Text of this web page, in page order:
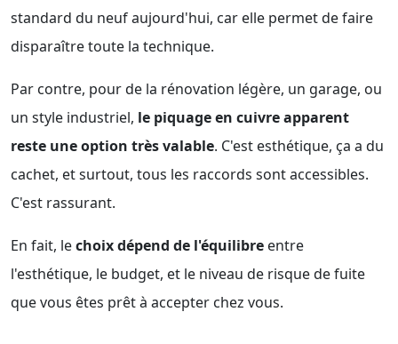
standard du neuf aujourd'hui, car elle permet de faire
disparaître toute la technique.
Par contre, pour de la rénovation légère, un garage, ou
un style industriel, le piquage en cuivre apparent
reste une option très valable. C'est esthétique, ça a du
cachet, et surtout, tous les raccords sont accessibles.
C'est rassurant.
En fait, lechoix dépend de l'équilibre entre
l'esthétique, le budget, et le niveau de risque de fuite
que vous êtes prêt à accepter chez vous.